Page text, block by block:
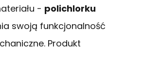
- polichlorku
swoją funkcjonalność
Produkt